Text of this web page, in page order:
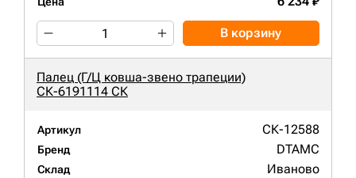
В корзину
Палец (Г/Ц ковша-звено трапеции)
СК-6191114 СК
Артикул СК-12588
Бренд DTAMC
Склад Иваново